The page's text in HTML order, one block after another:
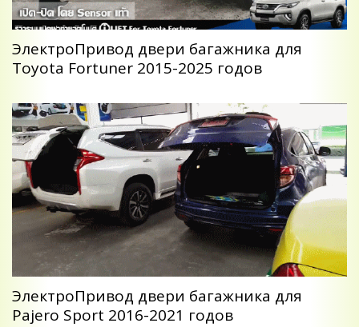
ЭлектроПривод двери багажника для
Toyota Fortuner 2015-2025 годов
ЭлектроПривод двери багажника для
Pajero Sport 2016-2021 годов